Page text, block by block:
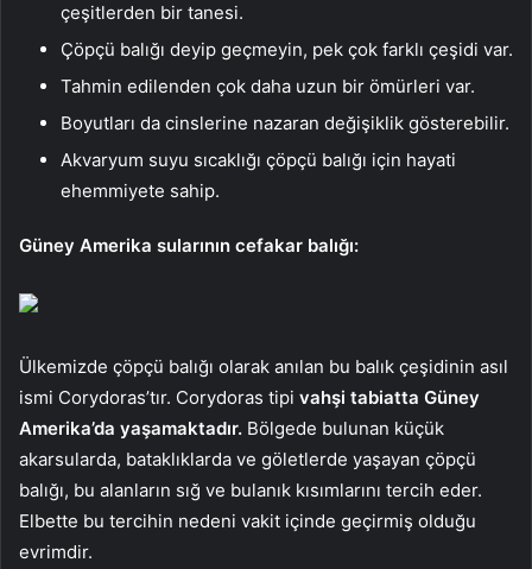
çeşitlerden bir tanesi.
Çöpçü balığı deyip geçmeyin, pek çok farklı çeşidi var.
Tahmin edilenden çok daha uzun bir ömürleri var.
Boyutları da cinslerine nazaran değişiklik gösterebilir.
Akvaryum suyu sıcaklığı çöpçü balığı için hayati
ehemmiyete sahip.
Güney Amerika sularının cefakar balığı:
Ülkemizde çöpçü balığı olarak anılan bu balık çeşidinin asıl
ismi Corydoras’tır. Corydoras tipi vahşi tabiatta Güney
Amerika’da yaşamaktadır. Bölgede bulunan küçük
akarsularda, bataklıklarda ve göletlerde yaşayan çöpçü
balığı, bu alanların sığ ve bulanık kısımlarını tercih eder.
Elbette bu tercihin nedeni vakit içinde geçirmiş olduğu
evrimdir.